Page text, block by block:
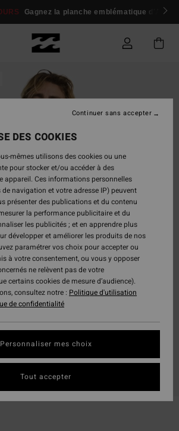
s'inscrireGagnez la planche emblématique d'Andy
DES COOKIES
mêmes utilisons des cookies ou une
pour stocker et/ou accéder à des
appareil. Ces informations personnelles
navigation et votre adresse IP) peuvent
présenter des publications et du contenu
la performance publicitaire et du
les publicités ; et en apprendre plus
développer et améliorer les produits de nos
paramétrer vos choix pour accepter ou
à votre consentement, ou vous y opposer
ne relèvent pas de votre
certains cookies de mesure d’audience).
consultez notre : Politique d'utilisation
de confidentialité
Personnaliser mes choix
Continuer sans accepter
Tout accepter